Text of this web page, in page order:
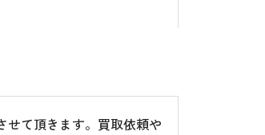
せて頂きます。買取依頼や